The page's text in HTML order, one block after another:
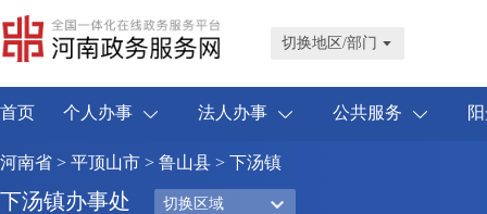
切换地区/部门
首页 个人办事 法人办事 公共服务
河南省 > 平顶山市 > 鲁山县 > 下汤镇
下汤镇办事处 切换区域